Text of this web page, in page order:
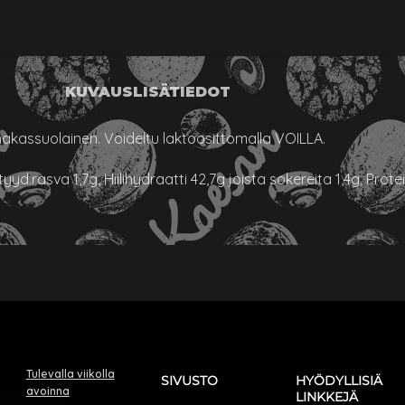
KUVAUSLISÄTIEDOT
Voideltu laktoosittomalla VOILLA.
1,7g, Hiilihydraatti 42,7g joista sokereita 1,4g,
Tulevalla viikolla
avoinna
SIVUSTO
HYÖDYLLISIÄ
LINKKEJÄ